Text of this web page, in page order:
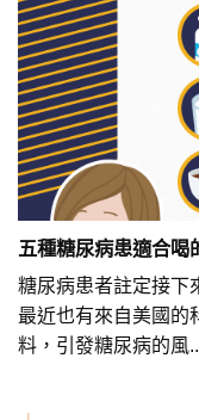
五種糖尿病患適合喝
糖尿病患者註定接下
最近也有來自美國的
料，引發糖尿病的風